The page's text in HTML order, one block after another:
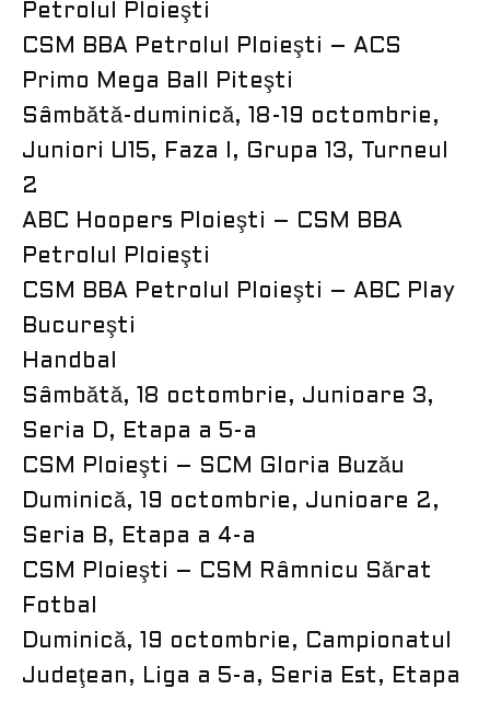
Petrolul Ploieşti
CSM BBA Petrolul Ploieşti – ACS
Primo Mega Ball Piteşti
Sâmbătă-duminică, 18-19 octombrie,
Juniori U15, Faza I, Grupa 13, Turneul
2
ABC Hoopers Ploieşti – CSM BBA
Petrolul Ploieşti
CSM BBA Petrolul Ploieşti – ABC Play
Bucureşti
Handbal
Sâmbătă, 18 octombrie, Junioare 3,
Seria D, Etapa a 5-a
CSM Ploieşti – SCM Gloria Buzău
Duminică, 19 octombrie, Junioare 2,
Seria B, Etapa a 4-a
CSM Ploieşti – CSM Râmnicu Sărat
Fotbal
Duminică, 19 octombrie, Campionatul
Judeţean, Liga a 5-a, Seria Est, Etapa